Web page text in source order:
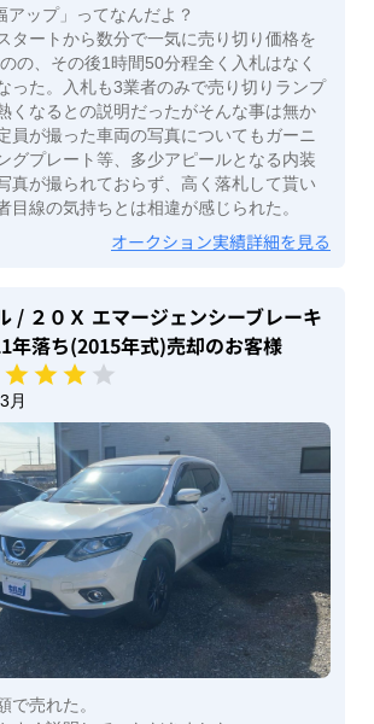
ップ」ってなんだよ？
タートから数分で一気に売り切り価格を
の、その後1時間50分程全く入札はなく
った。入札も3業者のみで売り切りランプ
くなるとの説明だったがそんな事は無か
員が撮った車両の写真についてもガーニ
グプレート等、多少アピールとなる内装
真が撮られておらず、高く落札して貰い
目線の気持ちとは相違が感じられた。
オークション実績詳細を見る
/ ２０Ｘ エマージェンシーブレーキ
年落ち(2015年式)売却のお客様
月
で売れた。